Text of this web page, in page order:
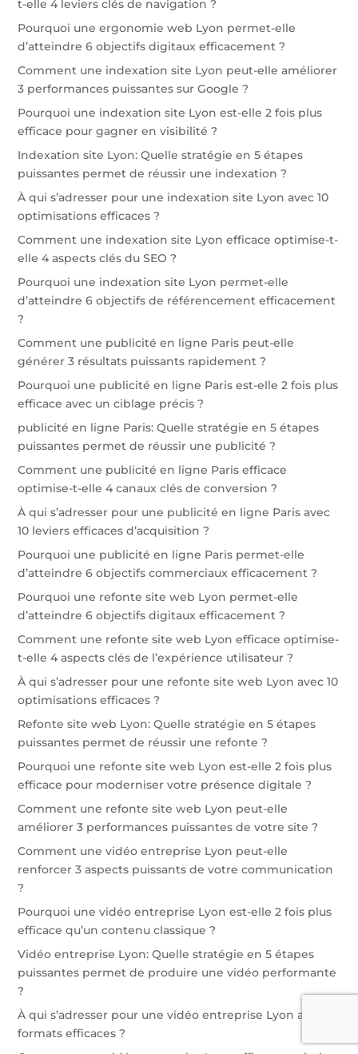
t-elle 4 leviers clés de navigation ?
Pourquoi une ergonomie web Lyon permet-elle
d’atteindre 6 objectifs digitaux efficacement ?
Comment une indexation site Lyon peut-elle améliorer
3 performances puissantes sur Google ?
Pourquoi une indexation site Lyon est-elle 2 fois plus
efficace pour gagner en visibilité ?
Indexation site Lyon: Quelle stratégie en 5 étapes
puissantes permet de réussir une indexation ?
À qui s’adresser pour une indexation site Lyon avec 10
optimisations efficaces ?
Comment une indexation site Lyon efficace optimise-t-
elle 4 aspects clés du SEO ?
Pourquoi une indexation site Lyon permet-elle
d’atteindre 6 objectifs de référencement efficacement
?
Comment une publicité en ligne Paris peut-elle
générer 3 résultats puissants rapidement ?
Pourquoi une publicité en ligne Paris est-elle 2 fois plus
efficace avec un ciblage précis ?
publicité en ligne Paris: Quelle stratégie en 5 étapes
puissantes permet de réussir une publicité ?
Comment une publicité en ligne Paris efficace
optimise-t-elle 4 canaux clés de conversion ?
À qui s’adresser pour une publicité en ligne Paris avec
10 leviers efficaces d’acquisition ?
Pourquoi une publicité en ligne Paris permet-elle
d’atteindre 6 objectifs commerciaux efficacement ?
Pourquoi une refonte site web Lyon permet-elle
d’atteindre 6 objectifs digitaux efficacement ?
Comment une refonte site web Lyon efficace optimise-
t-elle 4 aspects clés de l’expérience utilisateur ?
À qui s’adresser pour une refonte site web Lyon avec 10
optimisations efficaces ?
Refonte site web Lyon: Quelle stratégie en 5 étapes
puissantes permet de réussir une refonte ?
Pourquoi une refonte site web Lyon est-elle 2 fois plus
efficace pour moderniser votre présence digitale ?
Comment une refonte site web Lyon peut-elle
améliorer 3 performances puissantes de votre site ?
Comment une vidéo entreprise Lyon peut-elle
renforcer 3 aspects puissants de votre communication
?
Pourquoi une vidéo entreprise Lyon est-elle 2 fois plus
efficace qu’un contenu classique ?
Vidéo entreprise Lyon: Quelle stratégie en 5 étapes
puissantes permet de produire une vidéo performante
?
À qui s’adresser pour une vidéo entreprise Lyon avec 10
formats efficaces ?